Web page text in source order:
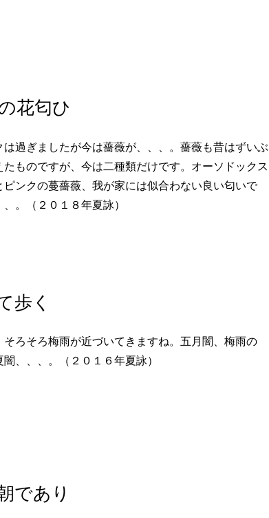
花匂ひ
は過ぎましたが今は薔薇が、、、。薔薇も昔はずいぶ
たものですが、今は二種類だけです。オーソドックス
ピンクの蔓薔薇、我が家には似合わない良い匂いで
、。（２０１８年夏詠）
歩く
そろそろ梅雨が近づいてきますね。五月闇、梅雨の
闇、、、。（２０１６年夏詠）
であり